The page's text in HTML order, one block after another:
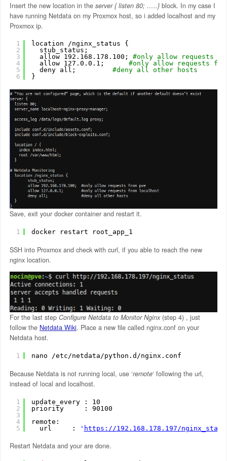
Insert the new location in the server { listen 80; …..}block. In my case I
have running Netdata on my Proxmox host, so i added localhost and my
Proxmox ip.
1
2
3
4
5
6
location /nginx_status
{
stub_status;
allow 192.168.178.100; #only allow requests
allow 127.0.0.1; #only allow requests
deny all; #deny all other hosts
}
Save, exit your docker container and restart it.
1 docker restart root_app_1
SSH into Proxmox and check with curl, if you able to reach the new
nginx location.
For the last step Configure Netdata to Monitor Nginx(step 4) , just
follow the Netdata Wiki. Place a new file called nginx.conf on your
Netdata host.
1 nano /etc/netdata/python .d /nginx .conf
Because Netdata is not running local, use ‘remote‘ following the url,
instead of local and localhost.
1
2
3
4
5
update_every : 10
priority     : 90100
remote:
url     :
' https://192.168.178.197/
Restart Netdata and your are done.